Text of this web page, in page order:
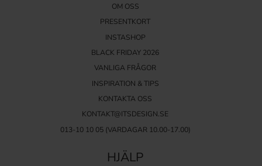
OM OSS
PRESENTKORT
INSTASHOP
BLACK FRIDAY 2026
VANLIGA FRÅGOR
INSPIRATION & TIPS
KONTAKTA OSS
KONTAKT@ITSDESIGN.SE
013-10 10 05(VARDAGAR 10.00-17.00)
HJÄLP